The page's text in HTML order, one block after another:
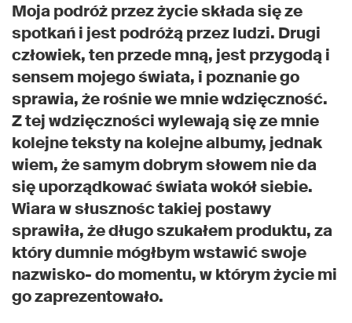
Moja podróż przez życie składa się ze
spotkań i jest podróżą przez ludzi. Drugi
człowiek, ten przede mną, jest przygodą i
sensem mojego świata, i poznanie go
sprawia, że rośnie we mnie wdzięczność.
Z tej wdzięczności wylewają się ze mnie
kolejne teksty na kolejne albumy, jednak
wiem, że samym dobrym słowem nie da
się uporządkować świata wokół siebie.
Wiara w słusznośc takiej postawy
sprawiła, że długo szukałem produktu, za
który dumnie mógłbym wstawić swoje
nazwisko- do momentu, w którym życie mi
go zaprezentowało.